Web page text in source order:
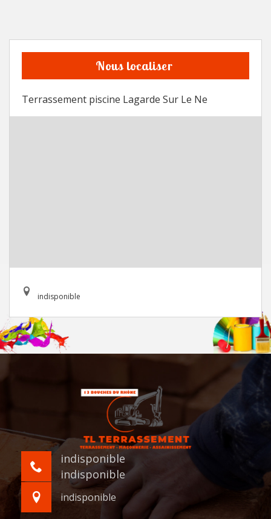
Nous localiser
Terrassement piscine Lagarde Sur Le Ne
indisponible
indisponible
indisponible
indisponible